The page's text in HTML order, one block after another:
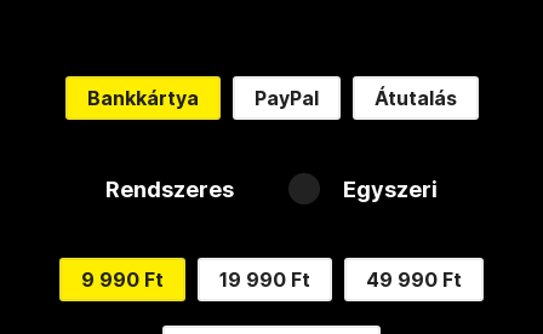
Bankkártya PayPal Átutalás
Rendszeres Egyszeri
9 990 Ft 19 990 Ft 49 990 Ft